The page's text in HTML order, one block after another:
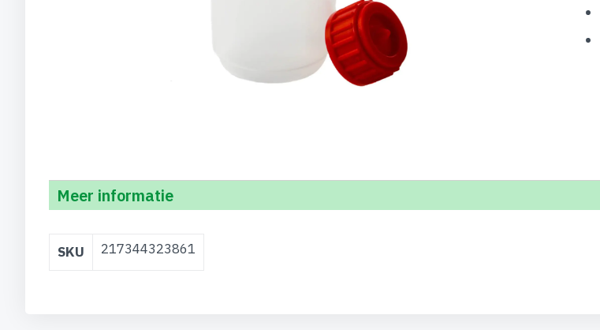
Meer informatie
Meer
informatie
SKU 217344323861